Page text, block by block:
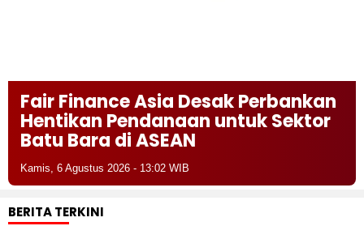
Fair Finance Asia Desak Perbankan
Hentikan Pendanaan untuk Sektor
Batu Bara di ASEAN
Kamis, 6 Agustus 2026 - 13:02 WIB
BERITA TERKINI